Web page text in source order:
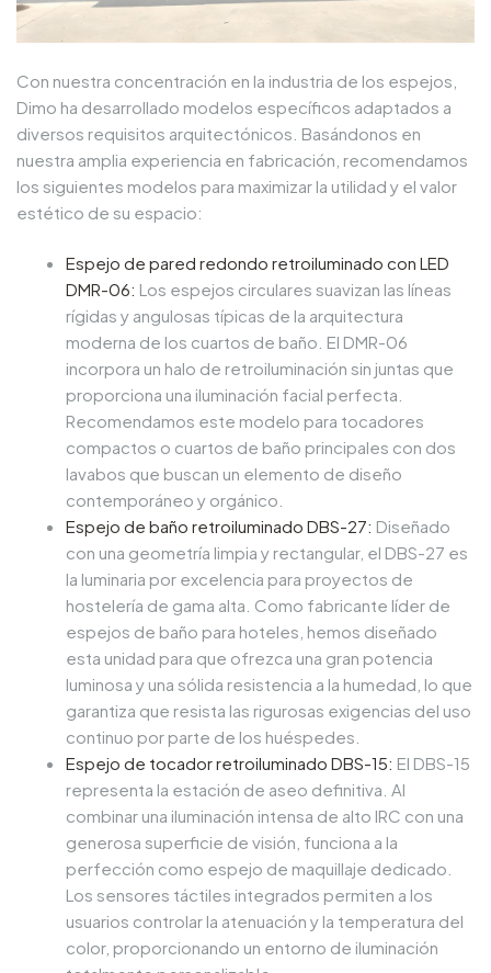
Con nuestra concentración en la industria de los espejos,
Dimo ha desarrollado modelos específicos adaptados a
diversos requisitos arquitectónicos. Basándonos en
nuestra amplia experiencia en fabricación, recomendamos
los siguientes modelos para maximizar la utilidad y el valor
estético de su espacio:
Espejo de pared redondo retroiluminado con LED
DMR-06: Los espejos circulares suavizan las líneas
rígidas y angulosas típicas de la arquitectura
moderna de los cuartos de baño. El DMR-06
incorpora un halo de retroiluminación sin juntas que
proporciona una iluminación facial perfecta.
Recomendamos este modelo para tocadores
compactos o cuartos de baño principales con dos
lavabos que buscan un elemento de diseño
contemporáneo y orgánico.
Espejo de baño retroiluminado DBS-27: Diseñado
con una geometría limpia y rectangular, el DBS-27 es
la luminaria por excelencia para proyectos de
hostelería de gama alta. Como fabricante líder de
espejos de baño para hoteles, hemos diseñado
esta unidad para que ofrezca una gran potencia
luminosa y una sólida resistencia a la humedad, lo que
garantiza que resista las rigurosas exigencias del uso
continuo por parte de los huéspedes.
Espejo de tocador retroiluminado DBS-15: El DBS-15
representa la estación de aseo definitiva. Al
combinar una iluminación intensa de alto IRC con una
generosa superficie de visión, funciona a la
perfección como espejo de maquillaje dedicado.
Los sensores táctiles integrados permiten a los
usuarios controlar la atenuación y la temperatura del
color, proporcionando un entorno de iluminación